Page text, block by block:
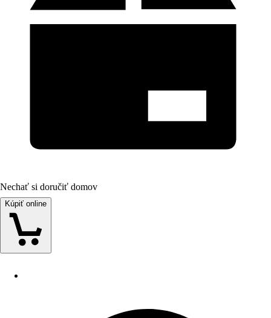
Nechať si doručiť domov
Kúpiť online